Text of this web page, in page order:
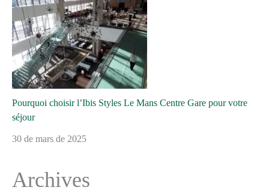
Pourquoi choisir l’Ibis Styles Le Mans Centre Gare pour votre
séjour
30 de mars de 2025
Archives